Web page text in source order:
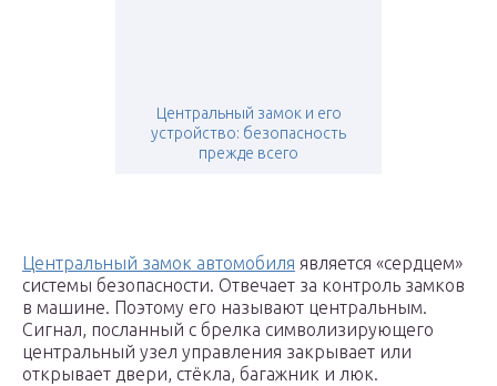
Центральный замок и его
устройство: безопасность
прежде всего
Центральный замок автомобиля является «сердцем»
системы безопасности. Отвечает за контроль замков
в машине. Поэтому его называют центральным.
Сигнал, посланный с брелка символизирующего
центральный узел управления закрывает или
открывает двери, стёкла, багажник и люк.